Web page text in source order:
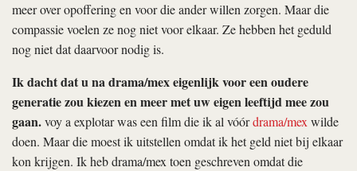
meer over opoffering en voor die ander willen zorgen. Maar die
compassie voelen ze nog niet voor elkaar. Ze hebben het geduld
nog niet dat daarvoor nodig is.
Ik dacht dat u nadrama/mexeigenlijk voor een oudere
generatie zou kiezen en meer met uw eigen leeftijd mee zou
gaan.voy a explotarwas een film die ik al vóórdrama/mexwilde
doen. Maar die moest ik uitstellen omdat ik het geld niet bij elkaar
kon krijgen. Ik hebdrama/mextoen geschreven omdat die